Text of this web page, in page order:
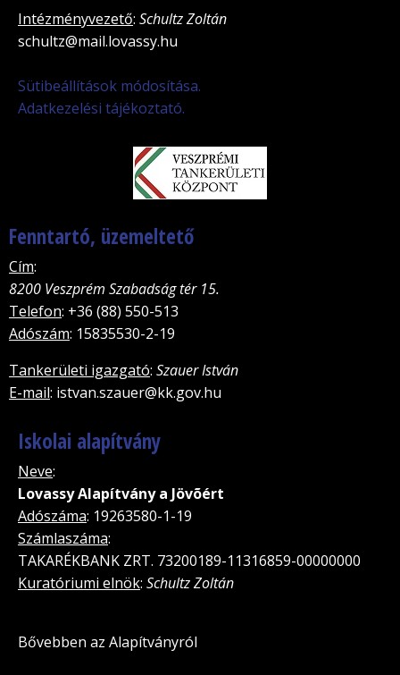
Intézményvezető: Schultz Zoltán
schultz@mail.lovassy.hu
Sütibeállítások módosítása.
Adatkezelési tájékoztató.
Fenntartó, üzemeltető
Cím:
8200 Veszprém Szabadság tér 15.
Telefon: +36 (88) 550-513
Adószám: 15835530-2-19
Tankerületi igazgató: Szauer István
E-mail: istvan.szauer@kk.gov.hu
Iskolai alapítvány
Neve:
Lovassy Alapítvány a Jövõért
Adószáma: 19263580-1-19
Számlaszáma:
TAKARÉKBANK ZRT. 73200189-11316859-00000000
Kuratóriumi elnök: Schultz Zoltán
Bővebben az Alapítványról